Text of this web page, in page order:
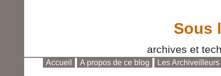
Sous
archives et
Accueil A propos de ce blog
Les Archiveilleurs